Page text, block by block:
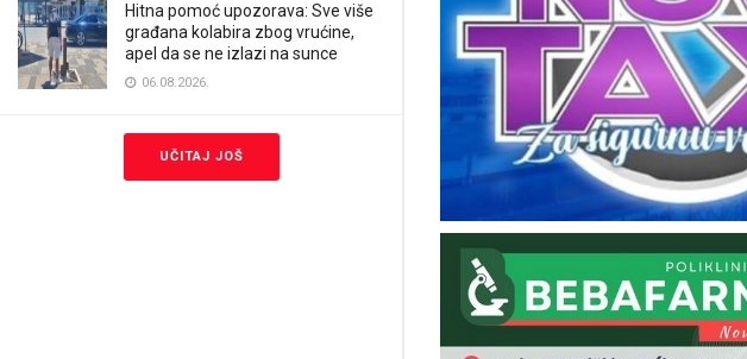
Hitna pomoć upozorava: Sve više
građana kolabira zbog vrućine,
apel da se ne izlazi na sunce
06.08.2026.
UČITAJ JOŠ